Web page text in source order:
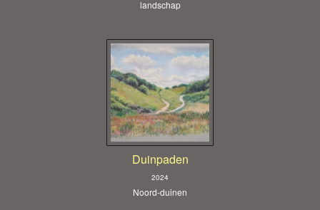
landschap
Duinpaden
2024
Noord-duinen